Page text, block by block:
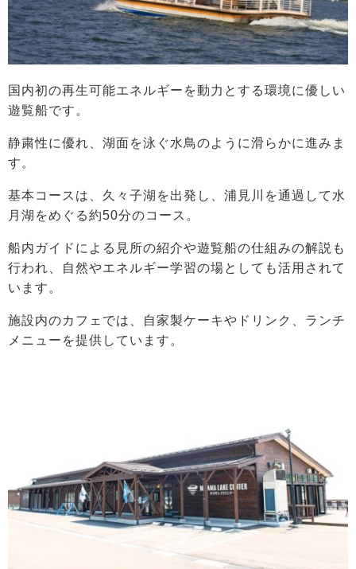
国内初の再生可能エネルギーを動力とする環境に優しい
遊覧船です。
静粛性に優れ、湖面を泳ぐ水鳥のように滑らかに進みま
す。
基本コースは、久々子湖を出発し、浦見川を通過して水
月湖をめぐる約50分のコース。
船内ガイドによる見所の紹介や遊覧船の仕組みの解説も
行われ、自然やエネルギー学習の場としても活用されて
います。
施設内のカフェでは、自家製ケーキやドリンク、ランチ
メニューを提供しています。